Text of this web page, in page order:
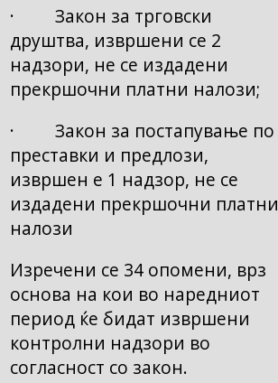
· Закон за трговски
друштва, извршени се 2
надзори, не се издадени
прекршочни платни налози;
· Закон за постапување по
преставки и предлози,
извршен е 1 надзор, не се
издадени прекршочни платни
налози
Изречени се 34 опомени, врз
основа на кои во наредниот
период ќе бидат извршени
контролни надзори во
согласност со закон.